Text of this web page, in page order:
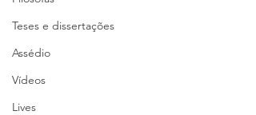
Teses e dissertações
Assédio
Vídeos
Lives